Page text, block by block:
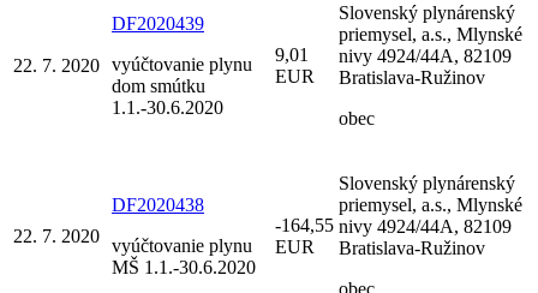
22. 7. 2020
DF2020439
vyúčtovanie plynu
dom smútku
1.1.-30.6.2020
9,01
EUR
Slovenský plynárenský
priemysel, a.s., Mlynské
nivy 4924/44A, 82109
Bratislava-Ružinov
obec
22. 7. 2020
DF2020438
vyúčtovanie plynu
MŠ 1.1.-30.6.2020
-164,55
EUR
Slovenský plynárenský
priemysel, a.s., Mlynské
nivy 4924/44A, 82109
Bratislava-Ružinov
obec